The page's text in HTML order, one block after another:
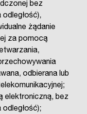
bez
żądanie
za pomocą
odbierana lub
elektroniczną, bez